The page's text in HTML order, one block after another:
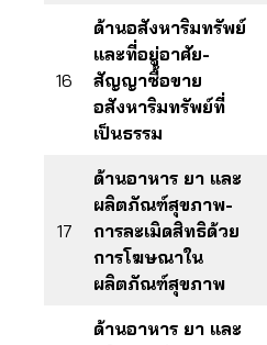
16
ด้านอสังหาริมทรัพย์
และที่อยู่อาศัย-
สัญญาซื้อขาย
อสังหาริมทรัพย์ที่
เป็นธรรม
17
ด้านอาหาร ยา และ
ผลิตภัณฑ์สุขภาพ-
การละเมิดสิทธิด้วย
การโฆษณาใน
ผลิตภัณฑ์สุขภาพ
ด้านอาหาร ยา และ